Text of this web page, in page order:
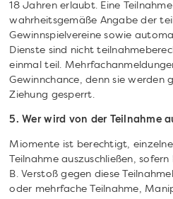
18 Jahren erlaubt. Eine
wahrheitsgemäße Angabe der
Gewinnspielvereine sowie
Dienste sind nicht
einmal teil.
Gewinnchance, denn sie werden
Ziehung gesperrt.
5. Wer wird von der Teilnahme
Miomente ist berechtigt,
Teilnahme auszuschließen,
B. Verstoß gegen diese
oder mehrfache Teilnahme,